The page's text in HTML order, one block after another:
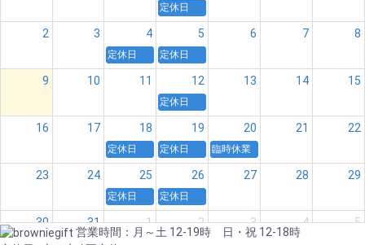
定休日
2 3 4
定休日
5
定休日
6 7 8
9 10 11 12
定休日
13 14 15
16 17 18
定休日
19
定休日
20
臨時休業
21 22
23 24 25
定休日
26
定休日
27 28 29
30 31 1 2 3 4 5
営業時間：月～土 12-19時 日・祝 12-18時